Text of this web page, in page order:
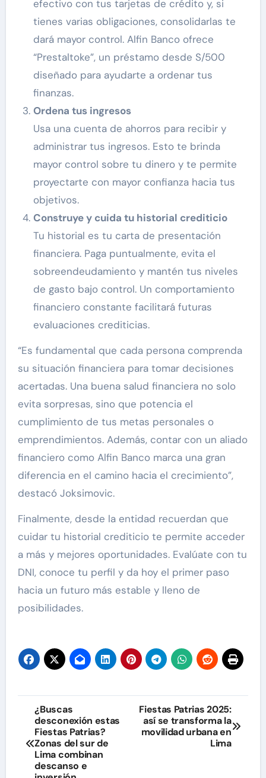
efectivo con tus tarjetas de crédito y, si
tienes varias obligaciones, consolidarlas te
dará mayor control. Alfin Banco ofrece
“Prestaltoke”, un préstamo desde S/500
diseñado para ayudarte a ordenar tus
finanzas.
Ordena tus ingresos
Usa una cuenta de ahorros para recibir y
administrar tus ingresos. Esto te brinda
mayor control sobre tu dinero y te permite
proyectarte con mayor confianza hacia tus
objetivos.
Construye y cuida tu historial crediticio
Tu historial es tu carta de presentación
financiera. Paga puntualmente, evita el
sobreendeudamiento y mantén tus niveles
de gasto bajo control. Un comportamiento
financiero constante facilitará futuras
evaluaciones crediticias.
“Es fundamental que cada persona comprenda
su situación financiera para tomar decisiones
acertadas. Una buena salud financiera no solo
evita sorpresas, sino que potencia el
cumplimiento de tus metas personales o
emprendimientos. Además, contar con un aliado
financiero como Alfin Banco marca una gran
diferencia en el camino hacia el crecimiento”,
destacó Joksimovic.
Finalmente, desde la entidad recuerdan que
cuidar tu historial crediticio te permite acceder
a más y mejores oportunidades. Evalúate con tu
DNI, conoce tu perfil y da hoy el primer paso
hacia un futuro más estable y lleno de
posibilidades.
Navegación
de
entradas
¿Buscas
desconexión estas
Fiestas Patrias?
Zonas del sur de
Lima combinan
descanso e
Fiestas Patrias 2025:
así se transforma la
movilidad urbana en
Lima